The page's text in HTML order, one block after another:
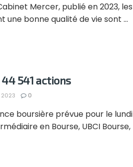
Mercer, publié en 2023, les
une bonne qualité de vie sont ...
44 541 actions
2023 0
boursière prévue pour le lundi
en Bourse, UBCI Bourse,